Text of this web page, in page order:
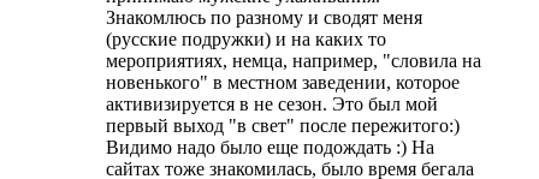
Знакомлюсь по разному и сводят меня
(русские подружки) и на каких то
мероприятиях, немца, например, "словила на
новенького" в местном заведении, которое
активизируется в не сезон. Это был мой
первый выход "в свет" после пережитого:)
Видимо надо было еще подождать :) На
сайтах тоже знакомилась, было время бегала